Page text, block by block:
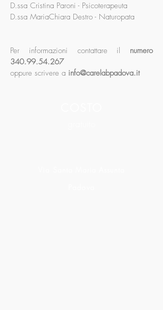
D.ssa Cristina Paroni - Psicoterapeuta
D.ssa MariaChiara Destro - Naturopata
Per informazioni contattare il numero
340.99.54.267
oppure scrivere a info@carelabpadova.it